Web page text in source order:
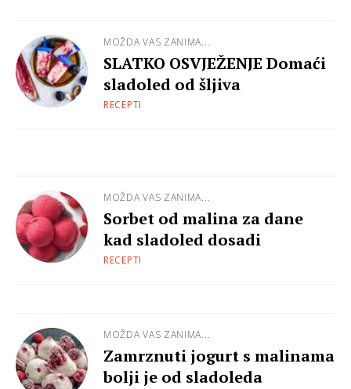
MOŽDA VAS ZANIMA...
SLATKO OSVJEŽENJE Domaći
sladoled od šljiva
RECEPTI
MOŽDA VAS ZANIMA...
Sorbet od malina za dane
kad sladoled dosadi
RECEPTI
MOŽDA VAS ZANIMA...
Zamrznuti jogurt s malinama
bolji je od sladoleda